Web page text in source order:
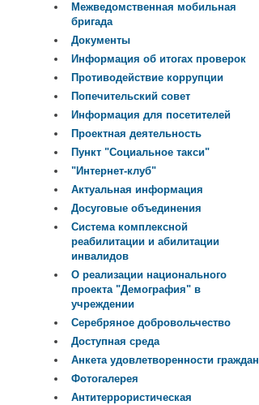
Межведомственная мобильная
бригада
Документы
Информация об итогах проверок
Противодействие коррупции
Попечительский совет
Информация для посетителей
Проектная деятельность
Пункт "Социальное такси"
"Интернет-клуб"
Актуальная информация
Досуговые объединения
Система комплексной
реабилитации и абилитации
инвалидов
О реализации национального
проекта "Демография" в
учреждении
Серебряное добровольчество
Доступная среда
Анкета удовлетворенности граждан
Фотогалерея
Антитеррористическая